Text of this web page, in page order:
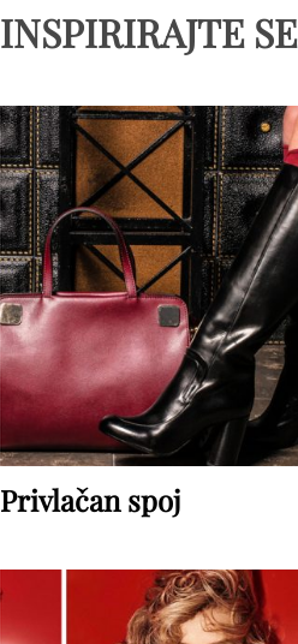
INSPIRIRAJTE SE
Privlačan spoj